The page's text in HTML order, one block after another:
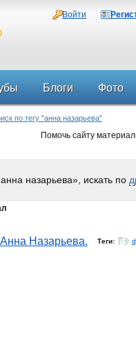
Войти
Блоги Фото
по тегу "анна назарьева"
Помочь сайту
назарьева», искать по
Анна Назарьева. Теги: